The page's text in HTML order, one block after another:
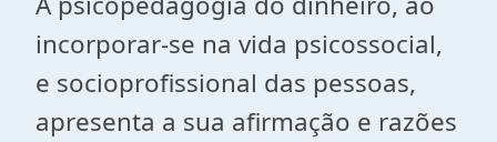
incorporar-se na vida psicossocial,
e socioprofissional das pessoas,
apresenta a sua afirmação e razões